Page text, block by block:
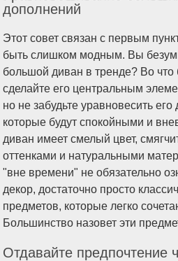
дополнений
Этот совет связан с первым
быть слишком модным. Вы
большой диван в тренде? Во что
сделайте его центральным
но не забудьте уравновесить
которые будут спокойными и
диван имеет смелый цвет,
оттенками и натуральными
"вне времени" не обязательно
декор, достаточно просто
предметов, которые легко
Большинство назовет эти
Отдавайте предпочтение